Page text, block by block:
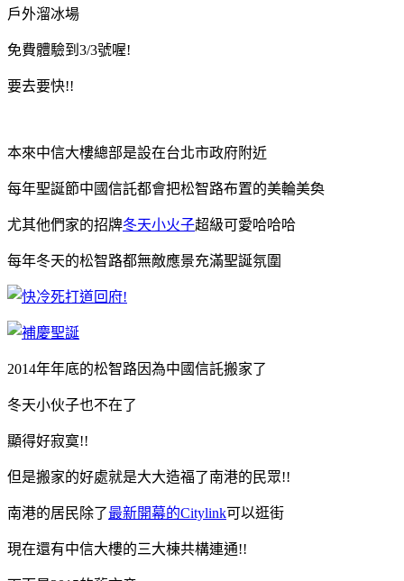
戶外溜冰場
免費體驗到3/3號喔!
要去要快!!
本來中信大樓總部是設在台北市政府附近
每年聖誕節中國信託都會把松智路布置的美輪美奐
尤其他們家的招牌冬天小火子超級可愛哈哈哈
每年冬天的松智路都無敵應景充滿聖誕氛圍
2014年年底的松智路因為中國信託搬家了
冬天小伙子也不在了
顯得好寂寞!!
但是搬家的好處就是大大造福了南港的民眾!!
南港的居民除了最新開幕的Citylink可以逛街
現在還有中信大樓的三大棟共構連通!!